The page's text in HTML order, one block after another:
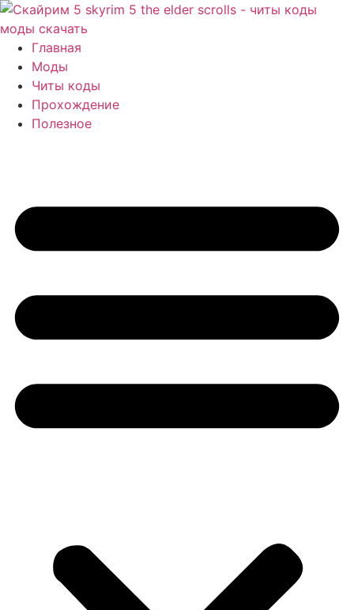
Перейти
к
содержимому
Главная
Моды
Читы коды
Прохождение
Полезное